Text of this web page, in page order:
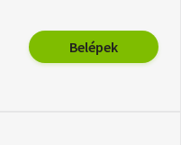
Belépek